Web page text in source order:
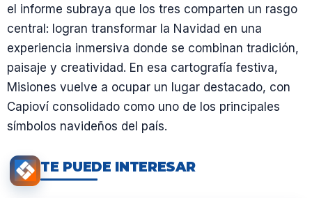
el informe subraya que los tres comparten un rasgo
central: logran transformar la Navidad en una
experiencia inmersiva donde se combinan tradición,
paisaje y creatividad. En esa cartografía festiva,
Misiones vuelve a ocupar un lugar destacado, con
Capioví consolidado como uno de los principales
símbolos navideños del país.
TE PUEDE INTERESAR